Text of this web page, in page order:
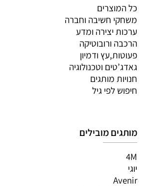
כל המוצרים
משחקי חשיבה וחברה
ערכות יצירה ומדע
הרכבה ורובוטיקה
פעוטות,עץ ודמיון
גאדג’טים וטכנולוגיה
חנויות מותגים
חיפוש לפי גיל
מותגים מובילים
4M
יוגי
Avenir